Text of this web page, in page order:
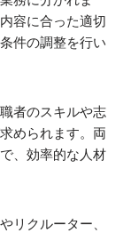
容に合った適切
件の調整を行い
者のスキルや志
められます。両
、効率的な人材
リクルーター、